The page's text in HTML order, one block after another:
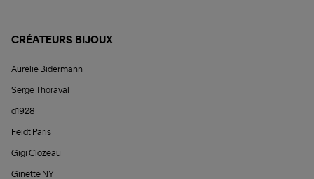
CRÉATEURS BIJOUX
Aurélie Bidermann
Serge Thoraval
d1928
Feidt Paris
Gigi Clozeau
Ginette NY